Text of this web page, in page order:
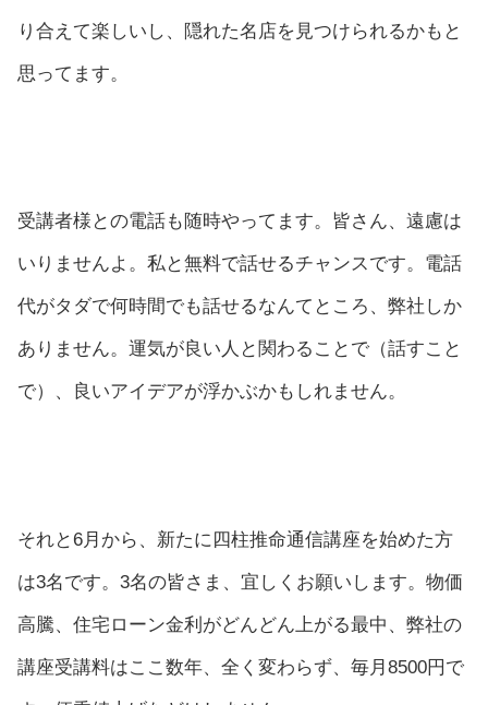
り合えて楽しいし、隠れた名店を見つけられるかもと
思ってます。
受講者様との電話も随時やってます。皆さん、遠慮は
いりませんよ。私と無料で話せるチャンスです。電話
代がタダで何時間でも話せるなんてところ、弊社しか
ありません。運気が良い人と関わることで（話すこと
で）、良いアイデアが浮かぶかもしれません。
それと6月から、新たに四柱推命通信講座を始めた方
は3名です。3名の皆さま、宜しくお願いします。物価
高騰、住宅ローン金利がどんどん上がる最中、弊社の
講座受講料はここ数年、全く変わらず、毎月8500円で